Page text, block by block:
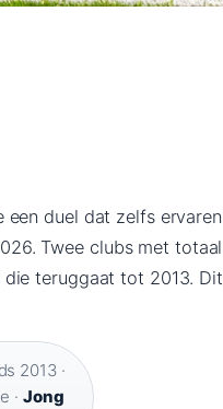
een duel dat zelfs ervaren
Twee clubs met totaal
teruggaat tot 2013. Dit
2013 ·
· Jong